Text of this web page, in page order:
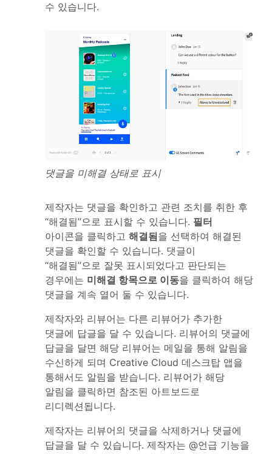
수 있습니다.
댓글을 미해결 상태로 표시
제작자는 댓글을 확인하고 관련 조치를 취한 후
“해결됨”으로 표시할 수 있습니다. 필터
아이콘을 클릭하고 해결됨을 선택하여 해결된
댓글을 확인할 수 있습니다. 댓글이
“해결됨”으로 잘못 표시되었다고 판단되는
경우에는 미해결 항목으로 이동을 클릭하여 해당
댓글을 계속 열어 둘 수 있습니다.
제작자와 리뷰어는 다른 리뷰어가 추가한
댓글에 답글을 달 수 있습니다. 리뷰어의 댓글에
답글을 달면 해당 리뷰어는 메일을 통해 알림을
수신하게 되며 Creative Cloud 데스크탑 앱을
통해서도 알림을 받습니다. 리뷰어가 해당
알림을 클릭하면 참조된 아트보드로
리디렉션됩니다.
제작자는 리뷰어의 댓글을 삭제하거나 댓글에
답글을 달 수 있습니다. 제작자는 @언급 기능을